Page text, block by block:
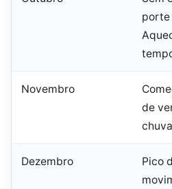
porte
Novembro
de
Dezembro
Pico